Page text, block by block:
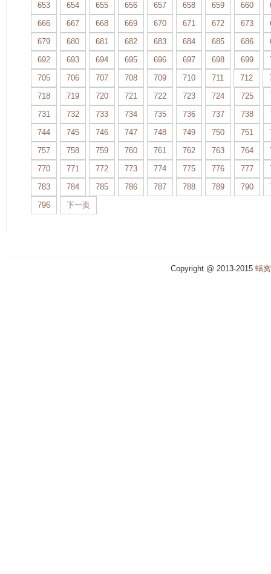
653
654 655 656 657 658 659 660
666
667 668 669 670 671 672 673
679
680 681 682 683 684 685 686
692
693 694 695 696 697 698 699
705
706 707 708 709 710 711 712
718
719 720 721 722 723 724 725
731
732 733 734 735 736 737 738
744
745 746 747 748 749 750 751
757
758 759 760 761 762 763 764
770
771 772 773 774 775 776 777
783
784 785 786 787 788 789 790
796
下一页
Copyright @ 2013-2015 蜗